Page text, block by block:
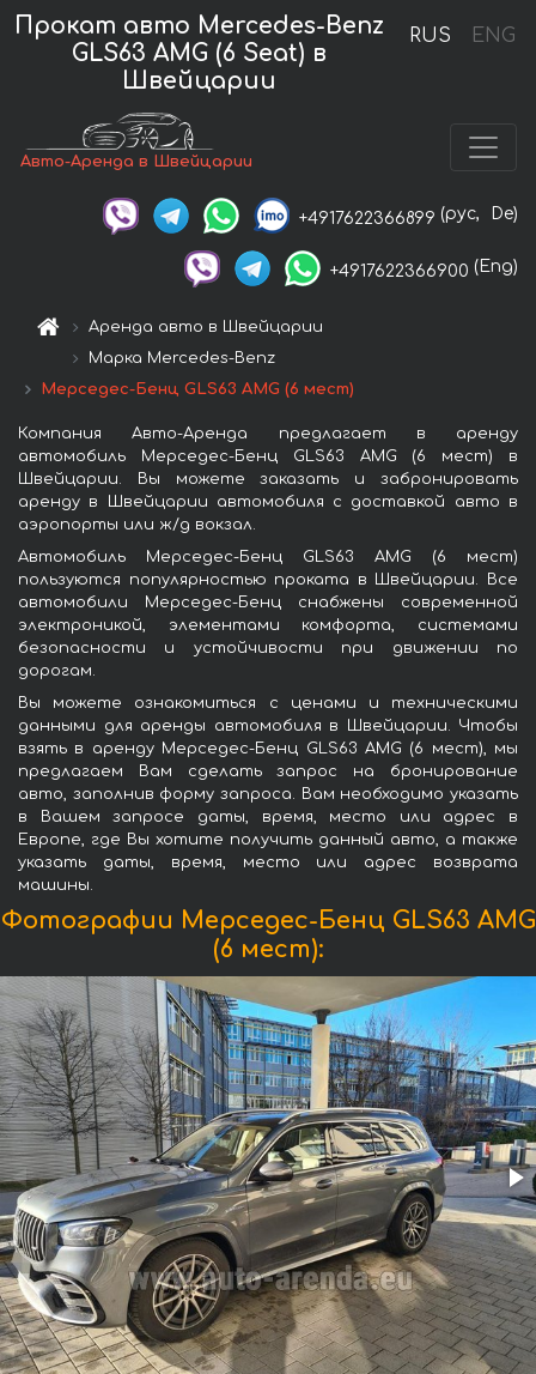
RUS ENG
Прокат авто Mercedes-Benz
GLS63 AMG (6 Seat) в
Швейцарии
Авто-Аренда в Швейцарии
+4917622366899 (рус, De)
+4917622366900 (Eng)
Аренда авто в Швейцарии
Марка Mercedes-Benz
Мерседес-Бенц GLS63 AMG (6 мест)
Компания Авто-Аренда предлагает в аренду
автомобиль Мерседес-Бенц GLS63 AMG (6 мест) в
Швейцарии. Вы можете заказать и забронировать
аренду в Швейцарии автомобиля с доставкой авто в
аэропорты или ж/д вокзал.
Автомобиль Мерседес-Бенц GLS63 AMG (6 мест)
пользуются популярностью проката в Швейцарии. Все
автомобили Мерседес-Бенц снабжены современной
электроникой, элементами комфорта, системами
безопасности и устойчивости при движении по
дорогам.
Вы можете ознакомиться с ценами и техническими
данными для аренды автомобиля в Швейцарии. Чтобы
взять в аренду Мерседес-Бенц GLS63 AMG (6 мест), мы
предлагаем Вам сделать запрос на бронирование
авто, заполнив форму запроса. Вам необходимо указать
в Вашем запросе даты, время, место или адрес в
Европе, где Вы хотите получить данный авто, а также
указать даты, время, место или адрес возврата
машины.
Фотографии Мерседес-Бенц GLS63 AMG
(6 мест):